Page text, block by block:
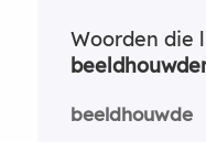
Woorden die
beeldhouwde